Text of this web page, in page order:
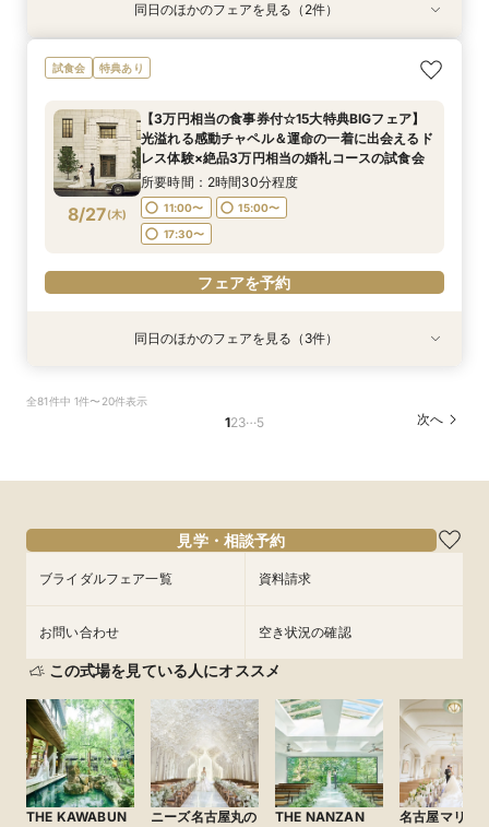
特典あり
8/26(水
【料理重視◎ミシュランの味】和牛や絶品渡蟹な
ど3万円相当の豪華コース試食＆豪華3万円相当
所要時間：2時間30分程度
10:00〜 15:00〜
フェアを予約
特典あり
8/26(水
【10名64万円◆専用会場有】最短1ヶ月で準備
OK！6名様から適用可10名64万円からの少人数
所要時間：2時間30分程度
10:00〜 15:00〜
フェアを予約
同日のほかのフェアを見る（2件）
試食会 特典あり
8/27(木)
【3万円相当の食事券付☆15大特典BIGフェア】
光溢れる感動チャペル＆運命の一着に出会えるド
レス体験×絶品3万円相当の婚礼コースの試食会
所要時間：2時間30分程度
11:00〜
15:00〜
17:30〜
フェアを予約
特典あり
8/27
見学なら挙式料最大全額OFF◆光チャペルの挙式
体験×ドレス×近江牛＆絶品渡蟹など豪華3万相当
11:00〜
15:00〜
フェアを予約
特典あり
8/27
OK！6名様から適用可10名64万円からの少人数
プラン×お見積もり相談◎柔軟に対応♪
11:00〜
15:00〜
フェアを予約
8/27
相談◆ご遠方でも安心◎見学前の方にオススメ♪
日程・人数未定の相談も歓迎！
11:00〜 15:00〜
フェアを予約
同日のほかのフェアを見る（3件）
全81件中 1件〜20件表示
123…5 次へ
見学・相談予約
ブライダルフェア一覧 資料請求
お問い合わせ 空き状況の確認
この式場を見ている人にオススメ
THE KAWABUN
ニーズ名古屋丸の
THE NANZAN
名古屋マリオ